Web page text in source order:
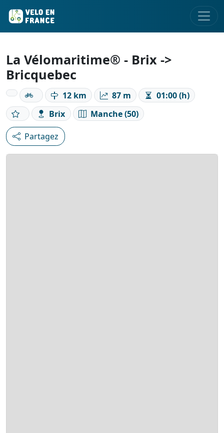
La Vélomaritime® - Brix ->
Bricquebec
12 km 87 m
01:00 (h)
Brix
Manche (50)
Partagez